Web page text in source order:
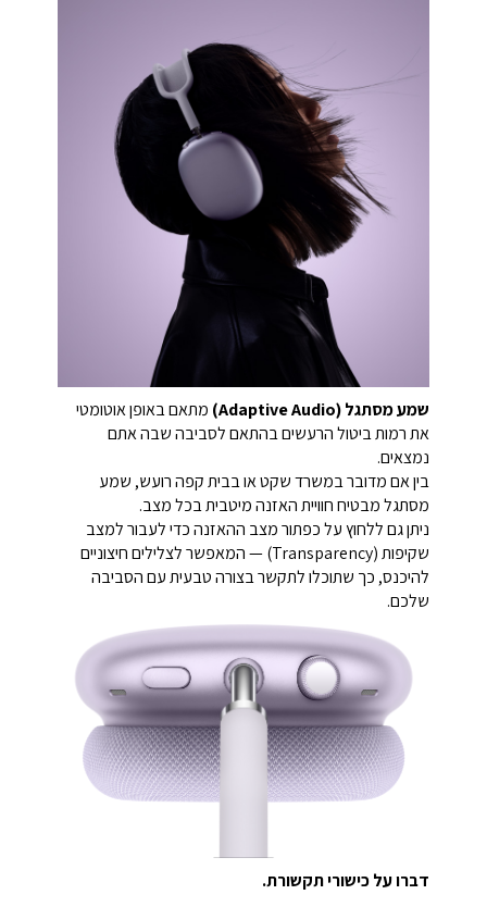
שמע מסתגל (Adaptive Audio)
מתאם באופן אוטומטי
את רמות ביטול הרעשים בהתאם לסביבה שבה אתם
נמצאים.
בין אם מדובר במשרד שקט או בבית קפה רועש, שמע
מסתגל מבטיח חוויית האזנה מיטבית בכל מצב.
ניתן גם ללחוץ על כפתור מצב ההאזנה כדי לעבור למצב
שקיפות (Transparency) — המאפשר לצלילים חיצוניים
להיכנס, כך שתוכלו לתקשר בצורה טבעית עם הסביבה
שלכם.
דברו על כישורי תקשורת.